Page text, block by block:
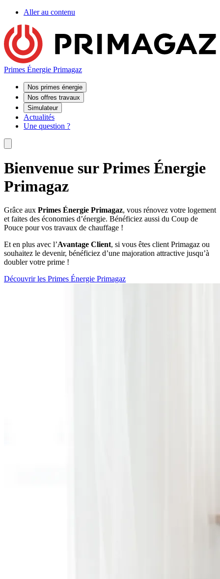
Aller au contenu
Primes Énergie Primagaz
Nos primes énergie
Nos offres travaux
Simulateur
Actualités
Une question ?
Bienvenue sur Primes Énergie
Primagaz
Grâce aux Primes Énergie Primagaz, vous rénovez votre logement
et faites des économies d’énergie. Bénéficiez aussi du Coup de
Pouce pour vos travaux de chauffage !
Et en plus avec l’Avantage Client, si vous êtes client Primagaz ou
souhaitez le devenir, bénéficiez d’une majoration attractive jusqu’à
doubler votre prime !
Découvrir les Primes Énergie Primagaz